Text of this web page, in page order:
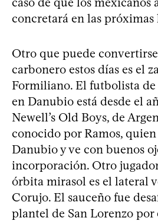
concretará en las próximas
Otro que puede
carbonero estos días es el
Formiliano. El futbolista de
en Danubio está desde el
Newell’s Old Boys, de
conocido por Ramos,
Danubio y ve con buenos
incorporación. Otro
órbita mirasol es el lateral
Corujo. El sauceño fue
plantel de San Lorenzo